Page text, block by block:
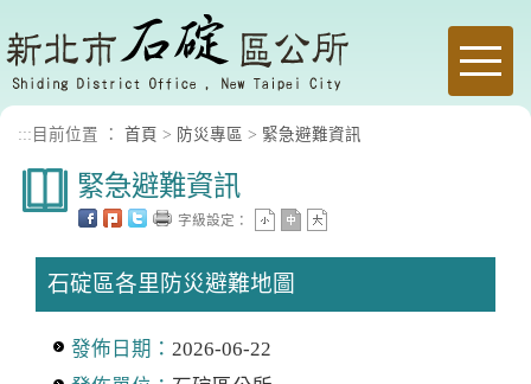
Toggle
::: 目前位置 ： 首頁 > 防災專區 > 緊急避難資訊
緊急避難資訊
字級設定：
石碇區各里防災避難地圖
發佈日期： 2026-06-22